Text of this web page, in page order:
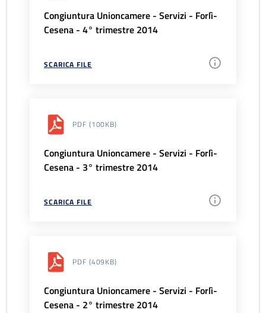
Congiuntura Unioncamere - Servizi - Forlì-
Cesena - 4° trimestre 2014
SCARICA FILE
PDF (100KB)
Congiuntura Unioncamere - Servizi - Forlì-
Cesena - 3° trimestre 2014
SCARICA FILE
PDF (409KB)
Congiuntura Unioncamere - Servizi - Forlì-
Cesena - 2° trimestre 2014